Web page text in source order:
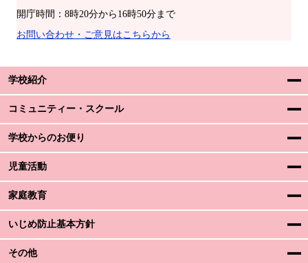
開庁時間：8時20分から16時50分まで
お問い合わせ・ご意見はこちらから
学校紹介
コミュニティー・スクール
学校からのお便り
児童活動
家庭教育
いじめ防止基本方針
その他